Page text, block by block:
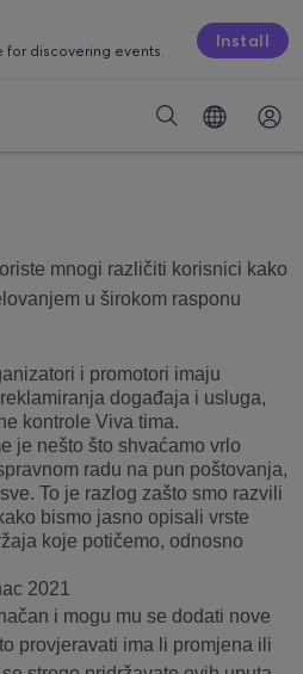
for discovering events. Install
mnogi različiti korisnici kako
u širokom rasponu
i promotori imaju
događaja i usluga,
kontrole Viva tima.
je nešto što shvaćamo vrlo
radu na pun poštovanja,
To je razlog zašto smo razvili
bismo jasno opisali vrste
koje potičemo, odnosno
2021
i mogu mu se dodati nove
provjeravati ima li promjena ili